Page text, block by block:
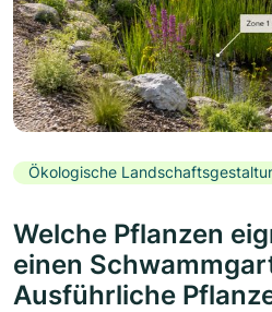
Ökologische
Welche Pflanzen
einen
Ausführliche